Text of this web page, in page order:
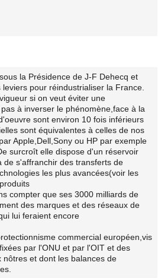
la Présidence de J-F Dehecq et
pour réindustrialiser la France.
si on veut éviter une
à inverser le phénomène,face à la
sont environ 10 fois inférieurs
sont équivalentes à celles de nos
Apple,Dell,Sony ou HP par exemple
surcroît elle dispose d'un réservoir
de s'affranchir des transferts de
les plus avancées(voir les
compter que ses 3000 milliards de
des marques et des réseaux de
lui feraient encore
commercial européen,vis
par l'ONU et par l'OIT et des
et dont les balances de